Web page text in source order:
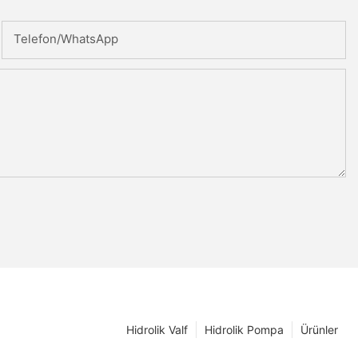
Telefon/WhatsApp
Ürünler
Hidrolik Pompa
Hidrolik Valf